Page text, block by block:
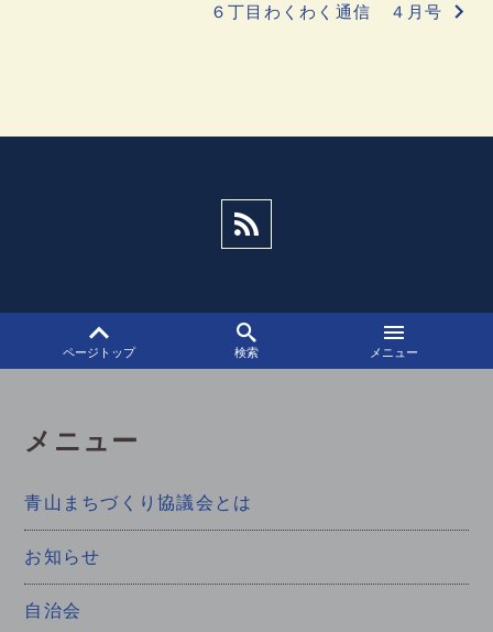
６丁目わくわく通信 ４月号
ページトップ 検索 メニュー
メニュー
青山まちづくり協議会とは
お知らせ
自治会